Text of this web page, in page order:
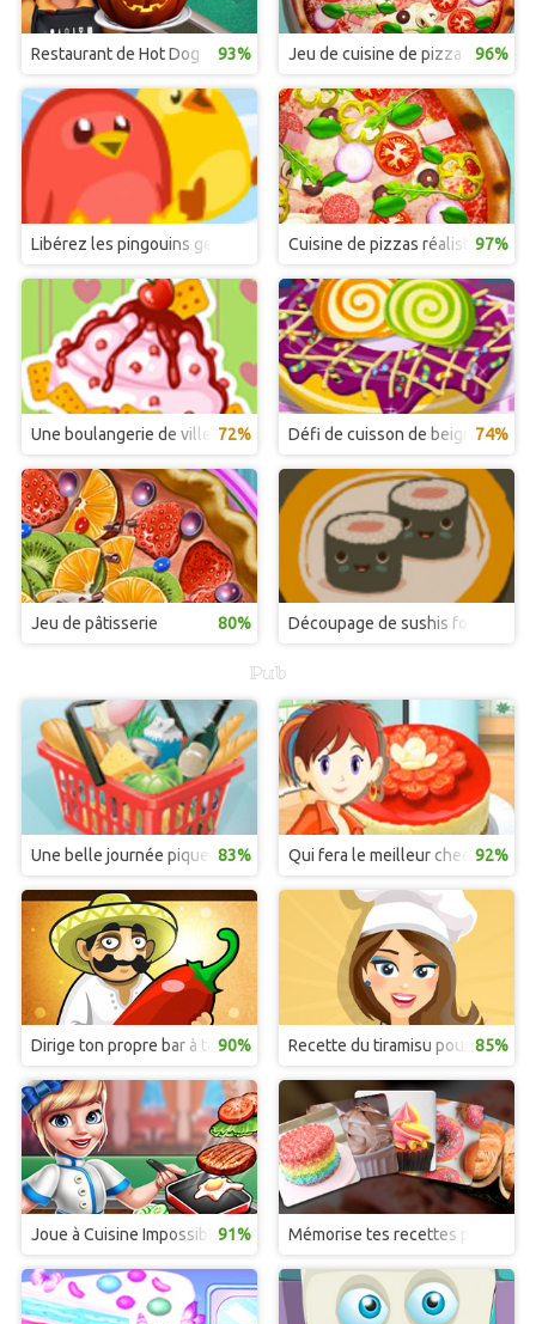
Restaurant de Hot Dog 93% Jeu de cuisine de pizza 96%
Libérez les pingouins gelés Cuisine de pizzas réalistes97%
Une boulangerie de ville animée
72% Défi de cuisson de beignets
74%
Jeu de pâtisserie 80% Découpage de sushis fou !
Pub
Une belle journée pique-nique en amoureux
83% Qui fera le meilleur cheesecake ?
92%
Dirige ton propre bar à tacos et tortillas
90% Recette du tiramisu pour la fête
85%
Joue à Cuisine Impossible et deviens une top chef
91% Mémorise tes recettes